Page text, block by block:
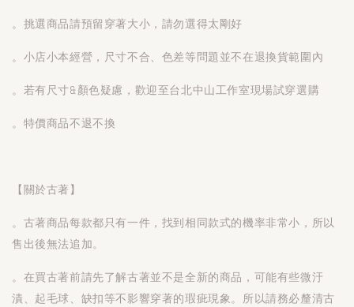
。挑選商品請預留穿著大小，請勿選得太剛好
。小店小本經營，尺寸不合、色差等問題並不在退換貨範圍內
。若有尺寸&顏色疑慮，歡迎至台北中山工作室現場試穿選購
。特價商品不退不換
【關於古著】
。古著商品每款都只有一件，找到相同款式的機率非常小，所以
售出後無法追加。
。在買古著前請先了解古著並不是全新的商品，可能有些微汙
漬、起毛球、缺扣等不影響穿著的瑕疵現象。所以請務必釐清古